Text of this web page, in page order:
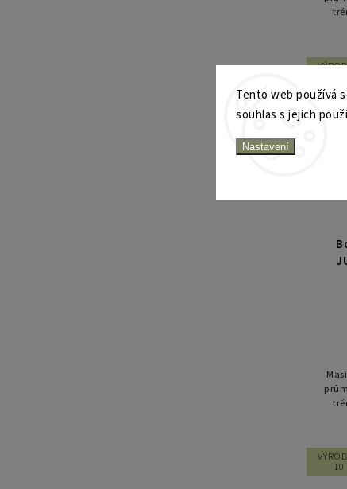
Tento web používá
souhlas s jejich
Nastavení